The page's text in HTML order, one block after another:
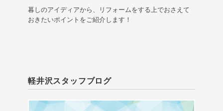
暮しのアイディアから、リフォームをする上でおさえて
おきたいポイントをご紹介します！
軽井沢スタッフブログ